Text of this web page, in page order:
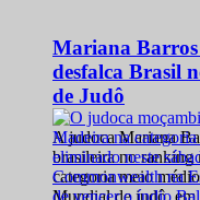
Mariana Barros
desfalca Brasil
de Judô
A judoca Mariana
brasileira no ranking
categoria meio